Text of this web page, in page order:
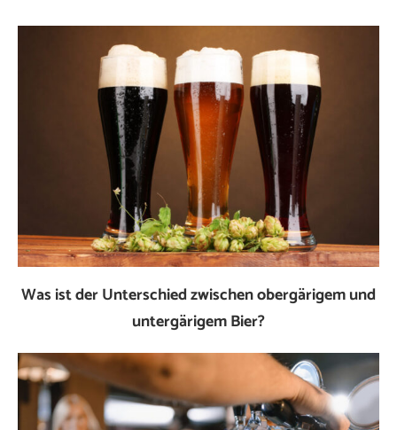
Was ist der Unterschied zwischen obergärigem und
untergärigem Bier?